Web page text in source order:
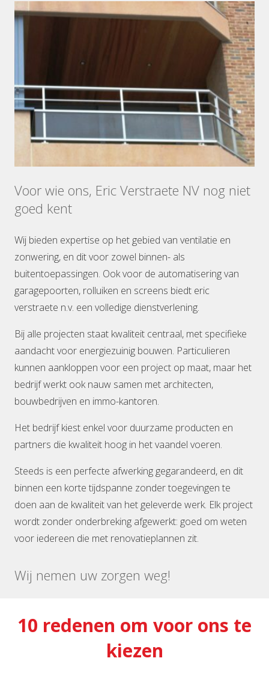
Voor wie ons, Eric Verstraete NV nog niet
goed kent
Wij bieden expertise op het gebied van ventilatie en
zonwering, en dit voor zowel binnen- als
buitentoepassingen. Ook voor de automatisering van
garagepoorten, rolluiken en screens biedt eric
verstraete n.v. een volledige dienstverlening.
Bij alle projecten staat kwaliteit centraal, met specifieke
aandacht voor energiezuinig bouwen. Particulieren
kunnen aankloppen voor een project op maat, maar het
bedrijf werkt ook nauw samen met architecten,
bouwbedrijven en immo-kantoren.
Het bedrijf kiest enkel voor duurzame producten en
partners die kwaliteit hoog in het vaandel voeren.
Steeds is een perfecte afwerking gegarandeerd, en dit
binnen een korte tijdspanne zonder toegevingen te
doen aan de kwaliteit van het geleverde werk. Elk project
wordt zonder onderbreking afgewerkt: goed om weten
voor iedereen die met renovatieplannen zit.
Wij nemen uw zorgen weg!
10 redenen om voor ons te
kiezen